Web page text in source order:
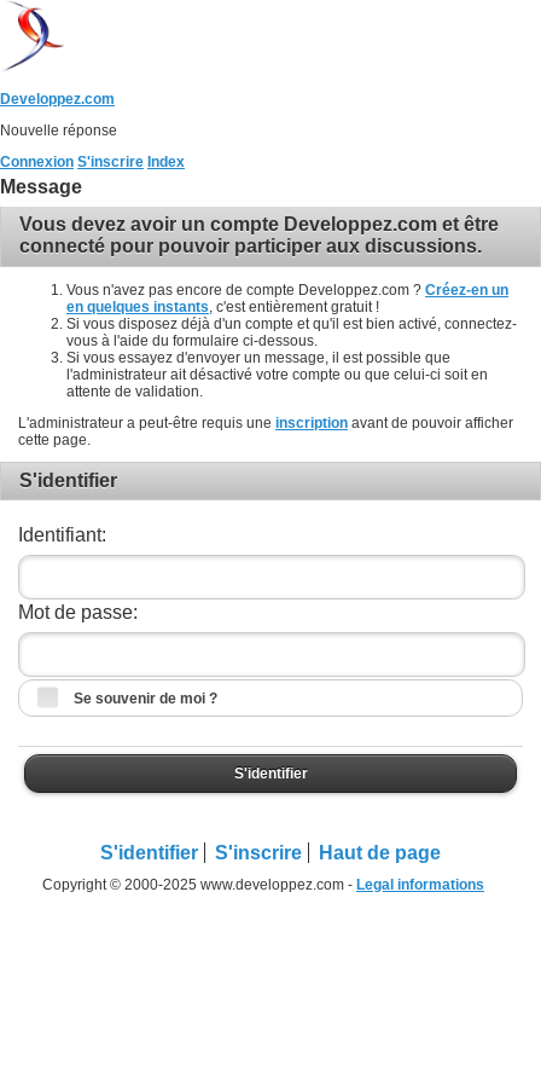
Developpez.com
Nouvelle réponse
Connexion S'inscrire Index
Message
Vous devez avoir un compte Developpez.com et être
connecté pour pouvoir participer aux discussions.
Vous n'avez pas encore de compte Developpez.com ? Créez-en un
en quelques instants , c'est entièrement gratuit !
Si vous disposez déjà d'un compte et qu'il est bien activé, connectez-
vous à l'aide du formulaire ci-dessous.
Si vous essayez d'envoyer un message, il est possible que
l'administrateur ait désactivé votre compte ou que celui-ci soit en
attente de validation.
L'administrateur a peut-être requis une inscription avant de pouvoir afficher
cette page.
S'identifier
Identifiant:
Mot de passe:
Se souvenir de moi ?
S'identifier
S'identifier S'inscrire Haut de page
Copyright © 2000-2025 www.developpez.com - Legal informations